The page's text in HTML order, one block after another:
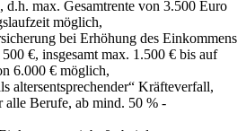
d.h. max. Gesamtrente von 3.500 Euro
möglich,
bei Erhöhung des Einkommens
€, insgesamt max. 1.500 € bis auf
6.000 € möglich,
altersentsprechender“ Kräfteverfall,
alle Berufe, ab mind. 50 % -